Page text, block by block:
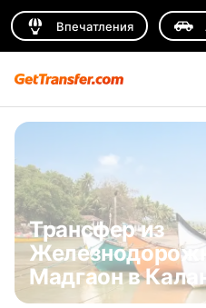
Впечатления
Трансфер из
Мадгаон в